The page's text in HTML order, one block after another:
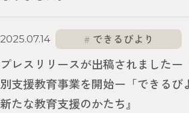
2025.07.14 できるびより
プレスリリースが出稿されましたー
別支援教育事業を開始ー「できるび
新たな教育支援のかたち』